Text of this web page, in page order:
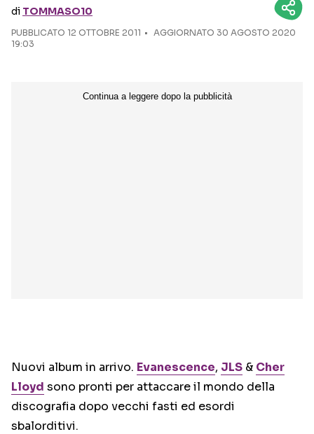
di TOMMASO10
PUBBLICATO 12 OTTOBRE 2011
AGGIORNATO 30 AGOSTO 2020
19:03
Nuovi album in arrivo. Evanescence, JLS & Cher
Lloyd sono pronti per attaccare il mondo della
discografia dopo vecchi fasti ed esordi
sbalorditivi.